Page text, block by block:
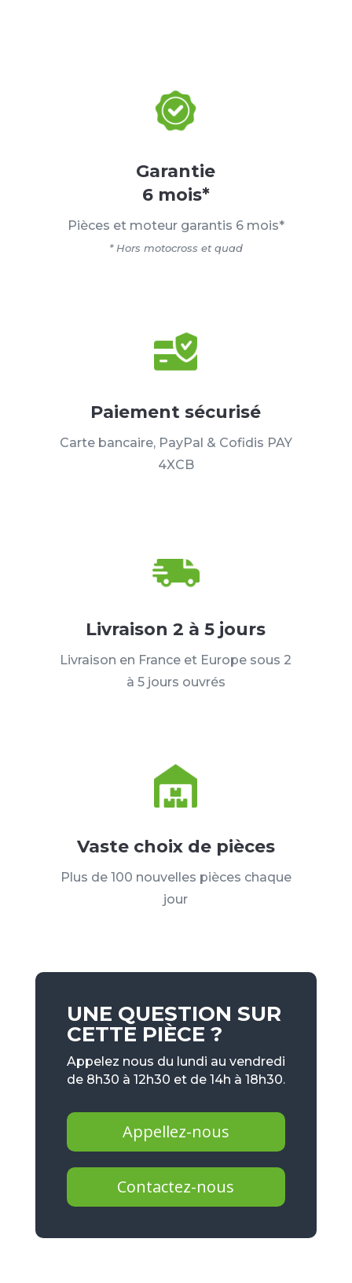
Garantie
6 mois*
Pièces et moteur garantis 6 mois*
* Hors motocross et quad
Paiement sécurisé
Carte bancaire, PayPal & Cofidis PAY
4XCB
Livraison 2 à 5 jours
Livraison en France et Europe sous 2
à 5 jours ouvrés
Vaste choix de pièces
Plus de 100 nouvelles pièces chaque
jour
UNE QUESTION SUR
CETTE PIÈCE ?
Appelez nous du lundi au vendredi
de 8h30 à 12h30 et de 14h à 18h30.
Appellez-nous
Contactez-nous